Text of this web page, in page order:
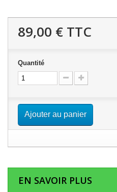
89,00 € TTC
Quantité
Ajouter au panier
EN SAVOIR PLUS